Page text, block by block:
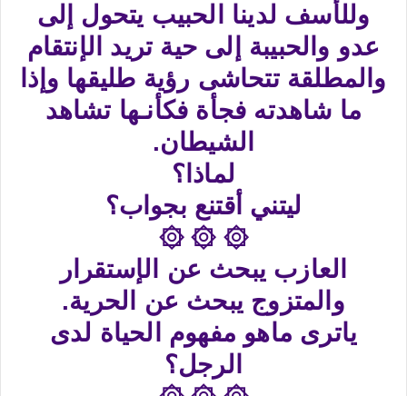
وللأسف لدينا الحبيب يتحول إلى
عدو والحبيبة إلى حية تريد الإنتقام
والمطلقة تتحاشى رؤية طليقها وإذا
ما شاهدته فجأة فكأنـها تشاهد
الشيطان.
لماذا؟
ليتني أقتنع بجواب؟
۞ ۞ ۞
العازب يبحث عن الإستقرار
والمتزوج يبحث عن الحرية.
ياترى ماهو مفهوم الحياة لدى
الرجل؟